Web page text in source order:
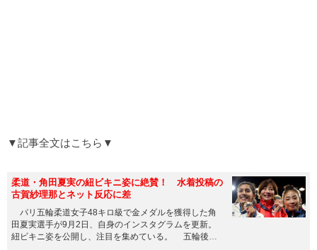
▼記事全文はこちら▼
柔道・角田夏実の紐ビキニ姿に絶賛！ 水着投稿の
古賀紗理那とネット反応に差
パリ五輪柔道女子48キロ級で金メダルを獲得した角
田夏実選手が9月2日、自身のインスタグラムを更新。
紐ビキニ姿を公開し、注目を集めている。 五輪後は